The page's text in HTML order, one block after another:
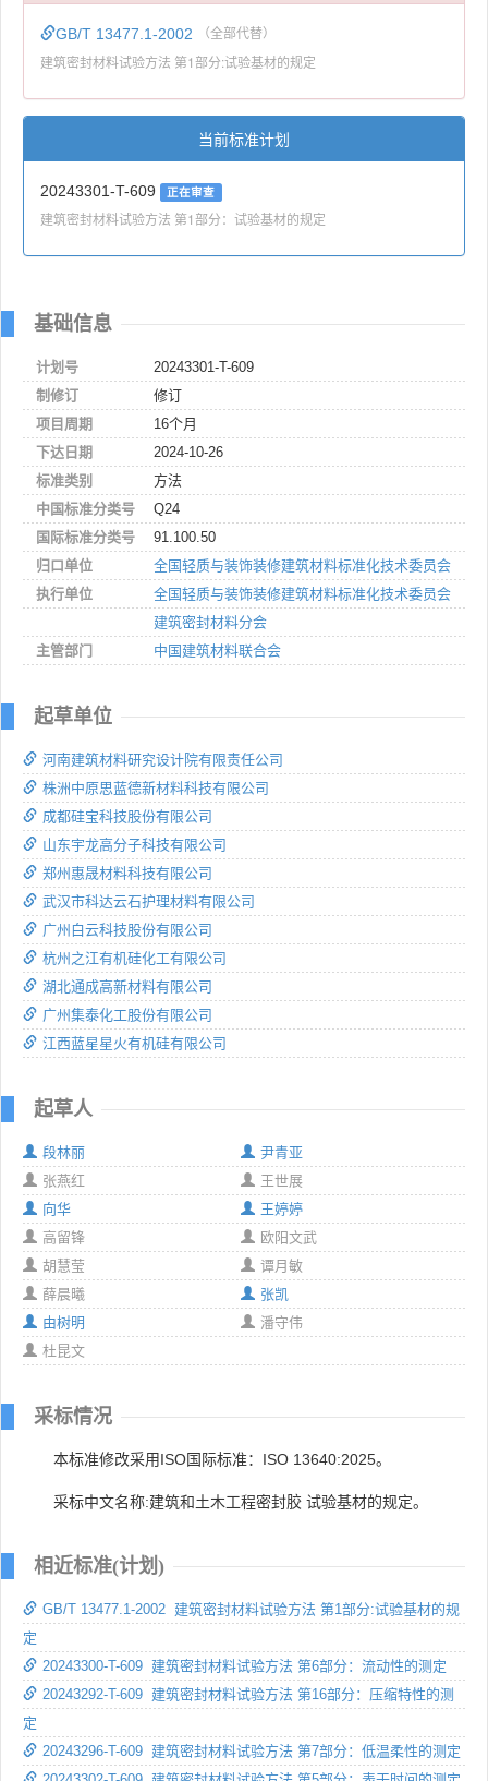
GB/T 13477.1-2002 （全部代替）
建筑密封材料试验方法 第1部分:试验基材的规定
当前标准计划
20243301-T-609 正在审查
建筑密封材料试验方法 第1部分：试验基材的规定
基础信息
计划号
20243301-T-609
制修订
修订
项目周期
16个月
下达日期
2024-10-26
标准类别
方法
中国标准分类号
Q24
国际标准分类号
91.100.50
归口单位
全国轻质与装饰装修建筑材料标准化技术委员会
执行单位
全国轻质与装饰装修建筑材料标准化技术委员会
建筑密封材料分会
主管部门
中国建筑材料联合会
起草单位
河南建筑材料研究设计院有限责任公司
株洲中原思蓝德新材料科技有限公司
成都硅宝科技股份有限公司
山东宇龙高分子科技有限公司
郑州惠晟材料科技有限公司
武汉市科达云石护理材料有限公司
广州白云科技股份有限公司
杭州之江有机硅化工有限公司
湖北通成高新材料有限公司
广州集泰化工股份有限公司
江西蓝星星火有机硅有限公司
起草人
段林丽
尹青亚
张燕红
王世展
向华
王婷婷
高留锋
欧阳文武
胡慧莹
谭月敏
薛晨曦
张凯
由树明
潘守伟
杜昆文
采标情况
本标准修改采用ISO国际标准：ISO 13640:2025。
采标中文名称:建筑和土木工程密封胶 试验基材的规定。
相近标准(计划)
GB/T 13477.1-2002 建筑密封材料试验方法 第1部分:试验基材的规
定
20243300-T-609 建筑密封材料试验方法 第6部分：流动性的测定
20243292-T-609 建筑密封材料试验方法 第16部分：压缩特性的测
定
20243296-T-609 建筑密封材料试验方法 第7部分：低温柔性的测定